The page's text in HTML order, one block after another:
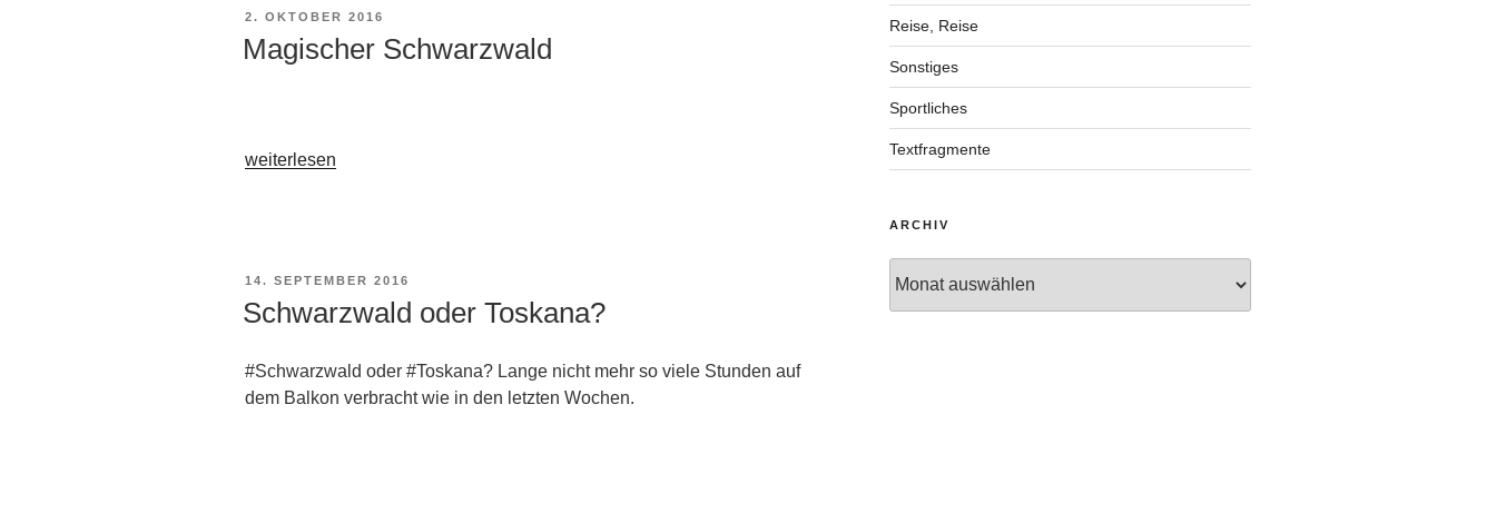
VERÖFFENTLICHT
2. OKTOBER 2016
Magischer Schwarzwald
„Magischer
weiterlesen
VERÖFFENTLICHT
14. SEPTEMBER 2016
Schwarzwald oder Toskana?
#Schwarzwald oder #Toskana? Lange nicht mehr so viele Stunden auf
dem Balkon verbracht wie in den letzten Wochen.
Reise, Reise
Sonstiges
Sportliches
Textfragmente
ARCHIV